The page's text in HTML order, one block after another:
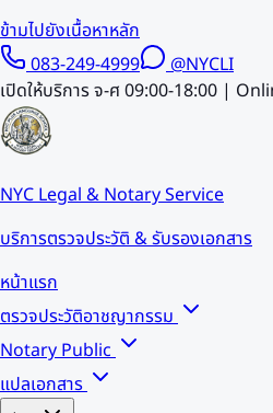
ข้ามไปยังเนื้อหาหลัก
083-249-4999
@NYCLI
เปิดให้บริการ จ-ศ 09:00-18:00 |
NYC Legal & Notary Service
บริการตรวจประวัติ & รับรองเอกสาร
หน้าแรก
ตรวจประวัติอาชญากรรม
Notary Public
แปลเอกสาร